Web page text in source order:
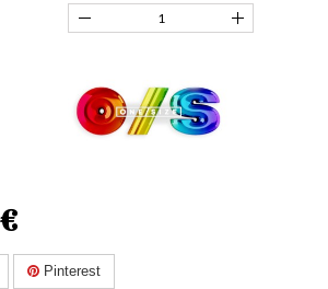
Pinterest